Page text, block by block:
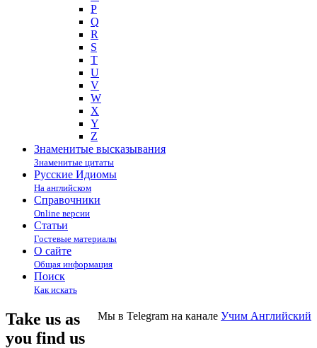
P
Q
R
S
T
U
V
W
X
Y
Z
Знаменитые высказывания
Знаменитые цитаты
Русские Идиомы
На английском
Справочники
Online версии
Статьи
Гостевые материалы
О сайте
Общая информация
Поиск
Как искать
Мы в Telegram на канале Учим Английский
Take us as
you find us